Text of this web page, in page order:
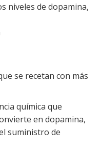
niveles de dopamina,
se recetan con más
química que
en dopamina,
suministro de